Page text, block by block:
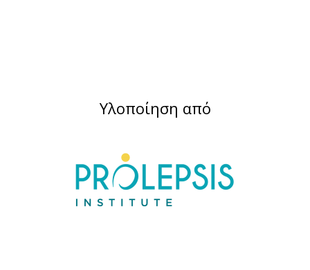
Υλοποίηση από